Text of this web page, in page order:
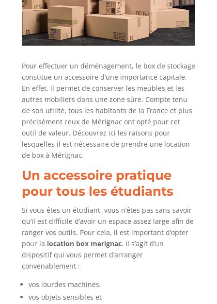
Pour effectuer un déménagement, le box de stockage
constitue un accessoire d’une importance capitale.
En effet, il permet de conserver les meubles et les
autres mobiliers dans une zone sûre. Compte tenu
de son utilité, tous les habitants de la France et plus
précisément ceux de Mérignac ont opté pour cet
outil de valeur. Découvrez ici les raisons pour
lesquelles il est nécessaire de prendre une location
de box à Mérignac.
Un accessoire pratique
pour tous les étudiants
Si vous êtes un étudiant, vous n’êtes pas sans savoir
qu’il est difficile d’avoir un espace assez large afin de
ranger vos outils. Pour cela, il est important d’opter
pour la location box merignac. Il s’agit d’un
dispositif qui vous permet d’arranger
convenablement :
vos lourdes machines,
vos objets sensibles et